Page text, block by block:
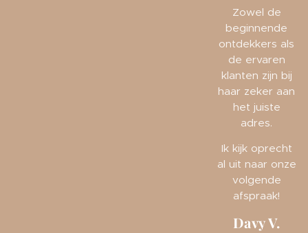
Zowel de
beginnende
ontdekkers als
de ervaren
klanten zijn bij
haar zeker aan
het juiste
adres.
Ik kijk oprecht
al uit naar onze
volgende
afspraak!
Davy V.